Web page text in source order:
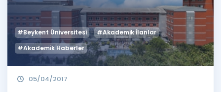
#Beykent Üniversitesi
#Akademik İlanlar
#Akademik Haberler
05/04/2017